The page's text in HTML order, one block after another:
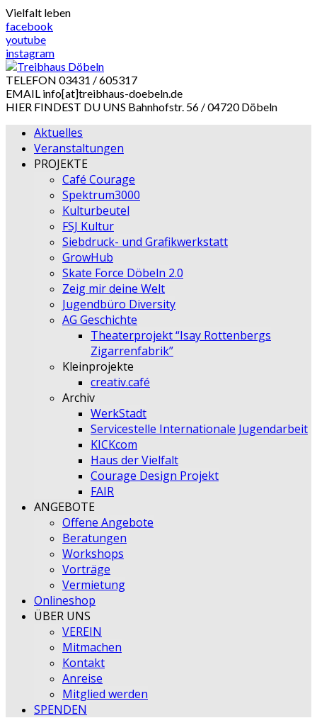
Skip
to
content
Vielfalt leben
facebook
youtube
instagram
TELEFON 03431 / 605317
EMAIL info[at]treibhaus-doebeln.de
HIER FINDEST DU UNS Bahnhofstr. 56 / 04720 Döbeln
Aktuelles
Veranstaltungen
PROJEKTE
Café Courage
Spektrum3000
Kulturbeutel
FSJ Kultur
Siebdruck- und Grafikwerkstatt
GrowHub
Skate Force Döbeln 2.0
Zeig mir deine Welt
Jugendbüro Diversity
AG Geschichte
Theaterprojekt “Isay Rottenbergs
Zigarrenfabrik”
Kleinprojekte
creativ.café
Archiv
WerkStadt
Servicestelle Internationale Jugendarbeit
KICKcom
Haus der Vielfalt
Courage Design Projekt
FAIR
ANGEBOTE
Offene Angebote
Beratungen
Workshops
Vorträge
Vermietung
Onlineshop
ÜBER UNS
VEREIN
Mitmachen
Kontakt
Anreise
Mitglied werden
SPENDEN